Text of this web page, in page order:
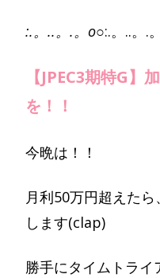
:.。..。.。o○:.。..。.
【JPEC3期特G】
を！！
今晩は！！
月利50万円超えた
します(clap)
勝手にタイムトラ